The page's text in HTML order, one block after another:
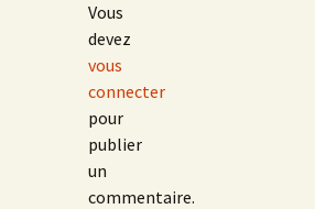
Vous
devez
vous
connecter
pour
publier
un
commentaire.